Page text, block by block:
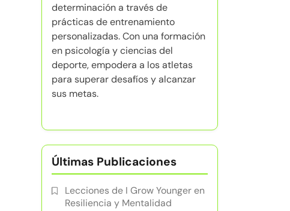
determinación a través de
prácticas de entrenamiento
personalizadas. Con una formación
en psicología y ciencias del
deporte, empodera a los atletas
para superar desafíos y alcanzar
sus metas.
Últimas Publicaciones
Lecciones de I Grow Younger en
Resiliencia y Mentalidad